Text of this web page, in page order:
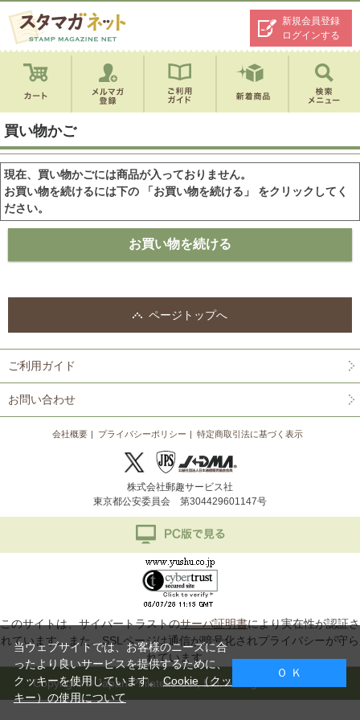
新規会員登録
ログインする
買い物かご
現在、買い物かごには商品が入っておりません。
お買い物を続けるには下の 「お買い物を続ける」 をクリックしてく
ださい。
ページトップへ
ご利用ガイド
お問い合わせ
会社概要 プライバシーポリシー 特定商取引法に基づく表示
株式会社郵趣サービス社
東京都公安委員会 第304429601147号
このサイトは、サイバートラストのサーバ証明書により実在性が認証さ
れています。また、SSLページは通信が暗号化されプライバシーが守ら
れています。
Copyright © Japan Philatelic Co., Ltd. All Rights Reserved.
当ウェブサイトでは、お客様のニーズに合
ったより良いサービスを提供するために、
クッキーを使用しています。Cookie（クッ
キー）の使用について
Ｏ Ｋ